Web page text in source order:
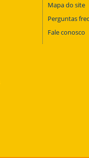
Mapa do site
Perguntas
Fale conosco